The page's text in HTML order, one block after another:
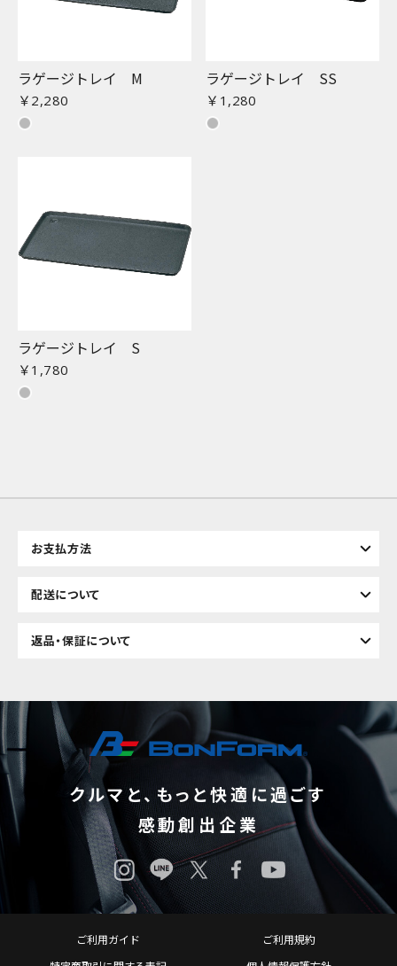
ラゲージトレイ M
￥2,280
ラゲージトレイ SS
￥1,280
ラゲージトレイ S
￥1,780
お支払方法
配送について
返品・保証について
クルマと、もっと快適に過ごす
感動創出企業
ご利用ガイド
ご利用規約